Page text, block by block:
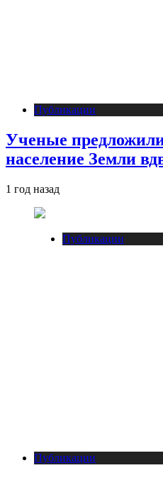
Публикации
Ученые
население Земли
1 год назад
Публикации
Публикации